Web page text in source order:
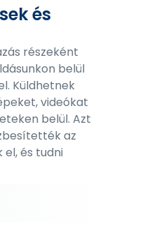
és
részeként
belül
Küldhetnek
videókat
belül. Azt
az
és tudni